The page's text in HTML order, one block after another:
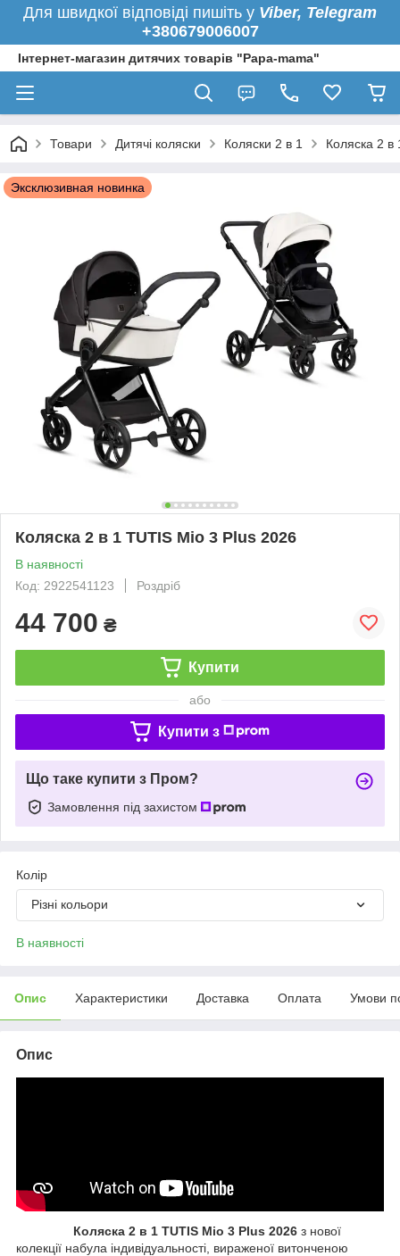
Для швидкої відповіді пишіть у Viber, Telegram
+380679006007
Інтернет-магазин дитячих товарів "Papa-mama"
Товари Дитячі коляски Коляски 2 в 1 Коляска 2 в
Эксклюзивная новинка
Коляска 2 в 1 TUTIS Mio 3 Plus 2026
В наявності
Код: 2922541123
Роздріб
44 700 ₴
Купити
або
Купити з
Що таке купити з Пром?
Замовлення під захистом
Колір
Різні кольори
В наявності
Опис Характеристики Доставка Оплата Умови
Опис
Коляска 2 в 1 TUTIS Mio 3 Plus 2026 з нової
колекції набула індивідуальності, вираженої витонченою